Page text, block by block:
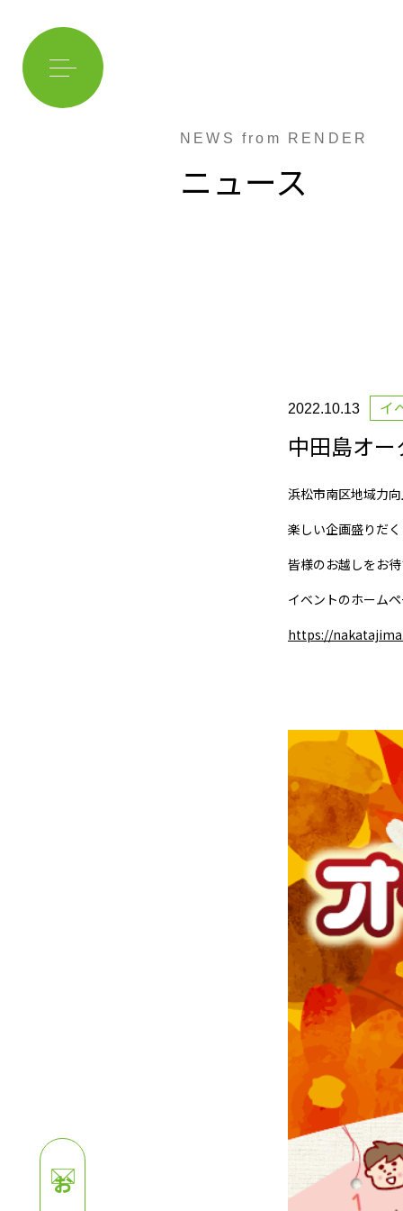
NEWS from RENDER
ニュース
2022.10.13 イ
中田島オ
浜松市南区地域力
楽しい企画盛りだ
皆様のお越しをお
イベントのホーム
https://